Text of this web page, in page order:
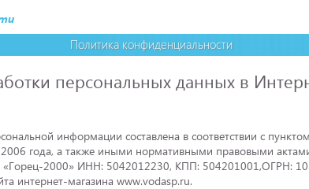
Политика конфиденциальности
персональных данных в
информации составлена в соответствии с
года, а также иными нормативными правовыми
2000» ИНН: 5042012230, КПП: 504201001,ОГРН:
интернет-магазина www.vodasp.ru.